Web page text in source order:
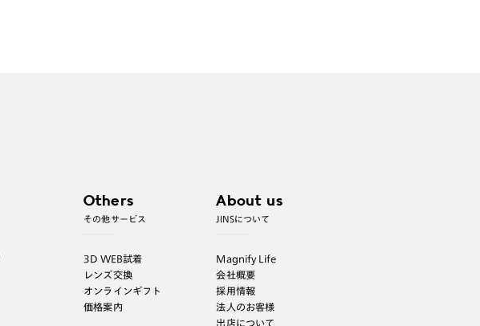
Others
その他サービス
3D WEB試着
レンズ交換
オンラインギフト
価格案内
About us
JINSについて
Magnify Life
会社概要
採用情報
法人のお客様
出店について